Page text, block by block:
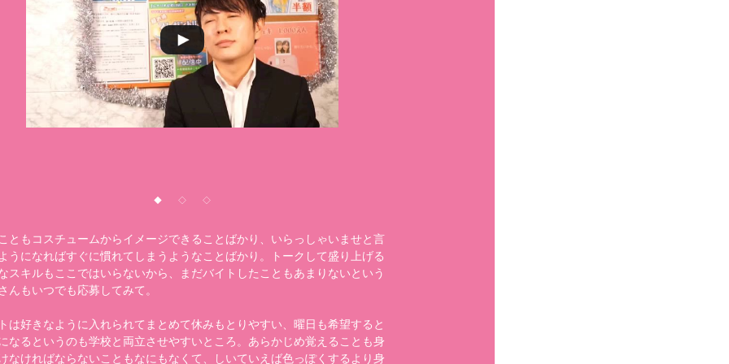
◆ ◇ ◇
ともコスチュームからイメージできることばかり、いらっしゃいませと言
うになればすぐに慣れてしまうようなことばかり。トークして盛り上げる
スキルもここではいらないから、まだバイトしたこともあまりないという
んもいつでも応募してみて。
は好きなように入れられてまとめて休みもとりやすい、曜日も希望すると
なるというのも学校と両立させやすいところ。あらかじめ覚えることも身
なければならないこともなにもなくて、しいていえば色っぽくするより身